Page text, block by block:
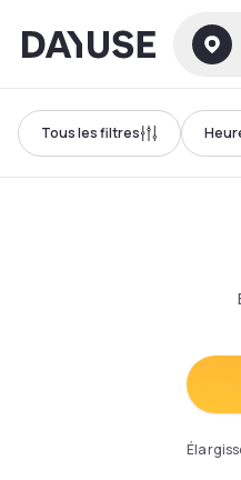
Dayuse
Tous les filtres